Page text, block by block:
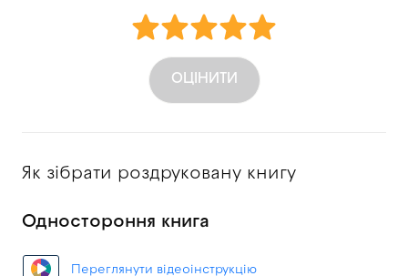
ОЦІНИТИ
Як зібрати роздруковану книгу
Одностороння книга
Переглянути відеоінструкцію